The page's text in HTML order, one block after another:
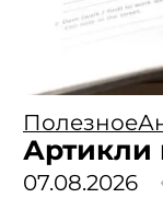
Полезное
Артикли
07.08.2026